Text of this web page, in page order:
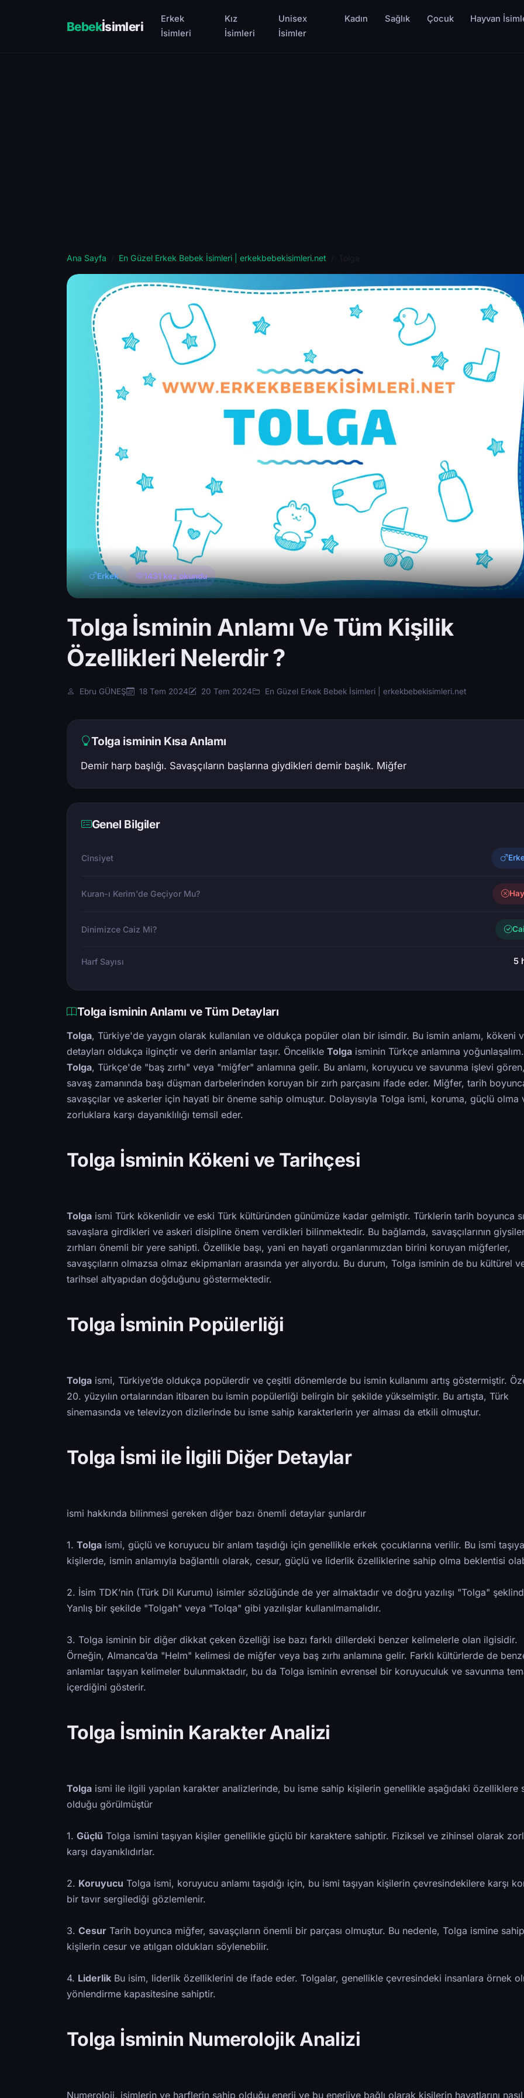
Bebekİsimleri
Erkek
İsimleri
Kız
İsimleri
Unisex
İsimler
Kadın Sağlık Çocuk Hayvan
Ana Sayfa En Güzel Erkek Bebek İsimleri | erkekbebekisimleri.net
Erkek 1431 kez okundu
Tolga İsminin Anlamı Ve Tüm Kişilik
Özellikleri Nelerdir ?
Ebru GÜNEŞ 18 Tem 2024 20 Tem 2024 En Güzel Erkek Bebek İsimleri | erkekbebekisimleri.net
Tolga isminin Kısa Anlamı
Demir harp başlığı. Savaşçıların başlarına giydikleri demir başlık. Miğfer
Genel Bilgiler
Cinsiyet
Kuran-ı Kerim'de Geçiyor Mu?
Dinimizce Caiz Mi?
Harf Sayısı 5
Tolga isminin Anlamı ve Tüm Detayları
Tolga, Türkiye'de yaygın olarak kullanılan ve oldukça popüler olan bir isimdir. Bu ismin anlamı, kökeni
detayları oldukça ilginçtir ve derin anlamlar taşır. Öncelikle Tolga isminin Türkçe anlamına yoğunlaşalım.
Tolga, Türkçe'de "baş zırhı" veya "miğfer" anlamına gelir. Bu anlamı, koruyucu ve savunma işlevi gören,
savaş zamanında başı düşman darbelerinden koruyan bir zırh parçasını ifade eder. Miğfer, tarih
savaşçılar ve askerler için hayati bir öneme sahip olmuştur. Dolayısıyla Tolga ismi, koruma, güçlü olma
zorluklara karşı dayanıklılığı temsil eder.
Tolga İsminin Kökeni ve Tarihçesi
Tolga ismi Türk kökenlidir ve eski Türk kültüründen günümüze kadar gelmiştir. Türklerin tarih boyunca
savaşlara girdikleri ve askeri disipline önem verdikleri bilinmektedir. Bu bağlamda, savaşçılarının
zırhları önemli bir yere sahipti. Özellikle başı, yani en hayati organlarımızdan birini koruyan miğferler,
savaşçıların olmazsa olmaz ekipmanları arasında yer alıyordu. Bu durum, Tolga isminin de bu kültürel
tarihsel altyapıdan doğduğunu göstermektedir.
Tolga İsminin Popülerliği
Tolga ismi, Türkiye’de oldukça popülerdir ve çeşitli dönemlerde bu ismin kullanımı artış göstermiştir.
20. yüzyılın ortalarından itibaren bu ismin popülerliği belirgin bir şekilde yükselmiştir. Bu artışta, Türk
sinemasında ve televizyon dizilerinde bu isme sahip karakterlerin yer alması da etkili olmuştur.
Tolga İsmi ile İlgili Diğer Detaylar
ismi hakkında bilinmesi gereken diğer bazı önemli detaylar şunlardır
1. Tolga ismi, güçlü ve koruyucu bir anlam taşıdığı için genellikle erkek çocuklarına verilir. Bu ismi
kişilerde, ismin anlamıyla bağlantılı olarak, cesur, güçlü ve liderlik özelliklerine sahip olma beklentisi
2. İsim TDK’nin (Türk Dil Kurumu) isimler sözlüğünde de yer almaktadır ve doğru yazılışı "Tolga"
Yanlış bir şekilde "Tolgah" veya "Tolqa" gibi yazılışlar kullanılmamalıdır.
3. Tolga isminin bir diğer dikkat çeken özelliği ise bazı farklı dillerdeki benzer kelimelerle olan ilgisidir.
Örneğin, Almanca’da "Helm" kelimesi de miğfer veya baş zırhı anlamına gelir. Farklı kültürlerde de
anlamlar taşıyan kelimeler bulunmaktadır, bu da Tolga isminin evrensel bir koruyuculuk ve savunma
içerdiğini gösterir.
Tolga İsminin Karakter Analizi
Tolga ismi ile ilgili yapılan karakter analizlerinde, bu isme sahip kişilerin genellikle aşağıdaki özelliklere
olduğu görülmüştür
1. Güçlü Tolga ismini taşıyan kişiler genellikle güçlü bir karaktere sahiptir. Fiziksel ve zihinsel olarak
karşı dayanıklıdırlar.
2. Koruyucu Tolga ismi, koruyucu anlamı taşıdığı için, bu ismi taşıyan kişilerin çevresindekilere karşı
bir tavır sergilediği gözlemlenir.
3. Cesur Tarih boyunca miğfer, savaşçıların önemli bir parçası olmuştur. Bu nedenle, Tolga ismine sahip
kişilerin cesur ve atılgan oldukları söylenebilir.
4. Liderlik Bu isim, liderlik özelliklerini de ifade eder. Tolgalar, genellikle çevresindeki insanlara örnek
yönlendirme kapasitesine sahiptir.
Tolga İsminin Numerolojik Analizi
Numeroloji, isimlerin ve harflerin sahip olduğu enerji ve bu enerjiye bağlı olarak kişilerin hayatlarını nasıl